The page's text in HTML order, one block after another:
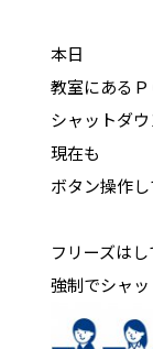
本日
教室にある
シャットダ
現在も
ボタン操作
フリーズは
強制でシャ